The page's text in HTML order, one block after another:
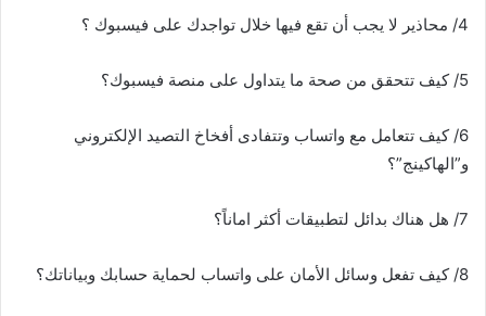
4/ محاذير لا يجب أن تقع فيها خلال تواجدك على فيسبوك ؟
5/ كيف تتحقق من صحة ما يتداول على منصة فيسبوك؟
6/ كيف تتعامل مع واتساب وتتفادى أفخاخ التصيد الإلكتروني
و”الهاكينج”؟
7/ هل هناك بدائل لتطبيقات أكثر اماناً؟
8/ كيف تفعل وسائل الأمان على واتساب لحماية حسابك وبياناتك؟